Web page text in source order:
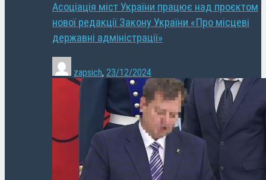
Асоціація міст України працює над проєктом
нової редакції Закону України «Про місцеві
державні адміністрації»
zapsich, 23/12/2024